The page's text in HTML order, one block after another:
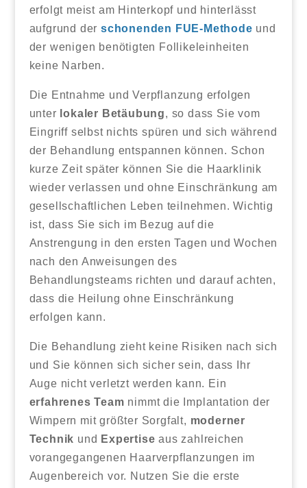
erfolgt meist am Hinterkopf und hinterlässt
aufgrund der schonenden FUE-Methode und
der wenigen benötigten Follikeleinheiten
keine Narben.
Die Entnahme und Verpflanzung erfolgen
unter lokaler Betäubung, so dass Sie vom
Eingriff selbst nichts spüren und sich während
der Behandlung entspannen können. Schon
kurze Zeit später können Sie die Haarklinik
wieder verlassen und ohne Einschränkung am
gesellschaftlichen Leben teilnehmen. Wichtig
ist, dass Sie sich im Bezug auf die
Anstrengung in den ersten Tagen und Wochen
nach den Anweisungen des
Behandlungsteams richten und darauf achten,
dass die Heilung ohne Einschränkung
erfolgen kann.
Die Behandlung zieht keine Risiken nach sich
und Sie können sich sicher sein, dass Ihr
Auge nicht verletzt werden kann. Ein
erfahrenes Team nimmt die Implantation der
Wimpern mit größter Sorgfalt, moderner
Technik und Expertise aus zahlreichen
vorangegangenen Haarverpflanzungen im
Augenbereich vor. Nutzen Sie die erste